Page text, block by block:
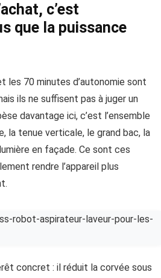
c’est
que la puissance
les 70 minutes d’autonomie sont
ils ne suffisent pas à juger un
davantage ici, c’est l’ensemble
la tenue verticale, le grand bac, la
en façade. Ce sont ces
rendre l’appareil plus
concret : il réduit la corvée sous